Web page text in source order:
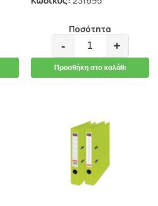
Ποσότητα
- +
Προσθήκη στο καλάθι